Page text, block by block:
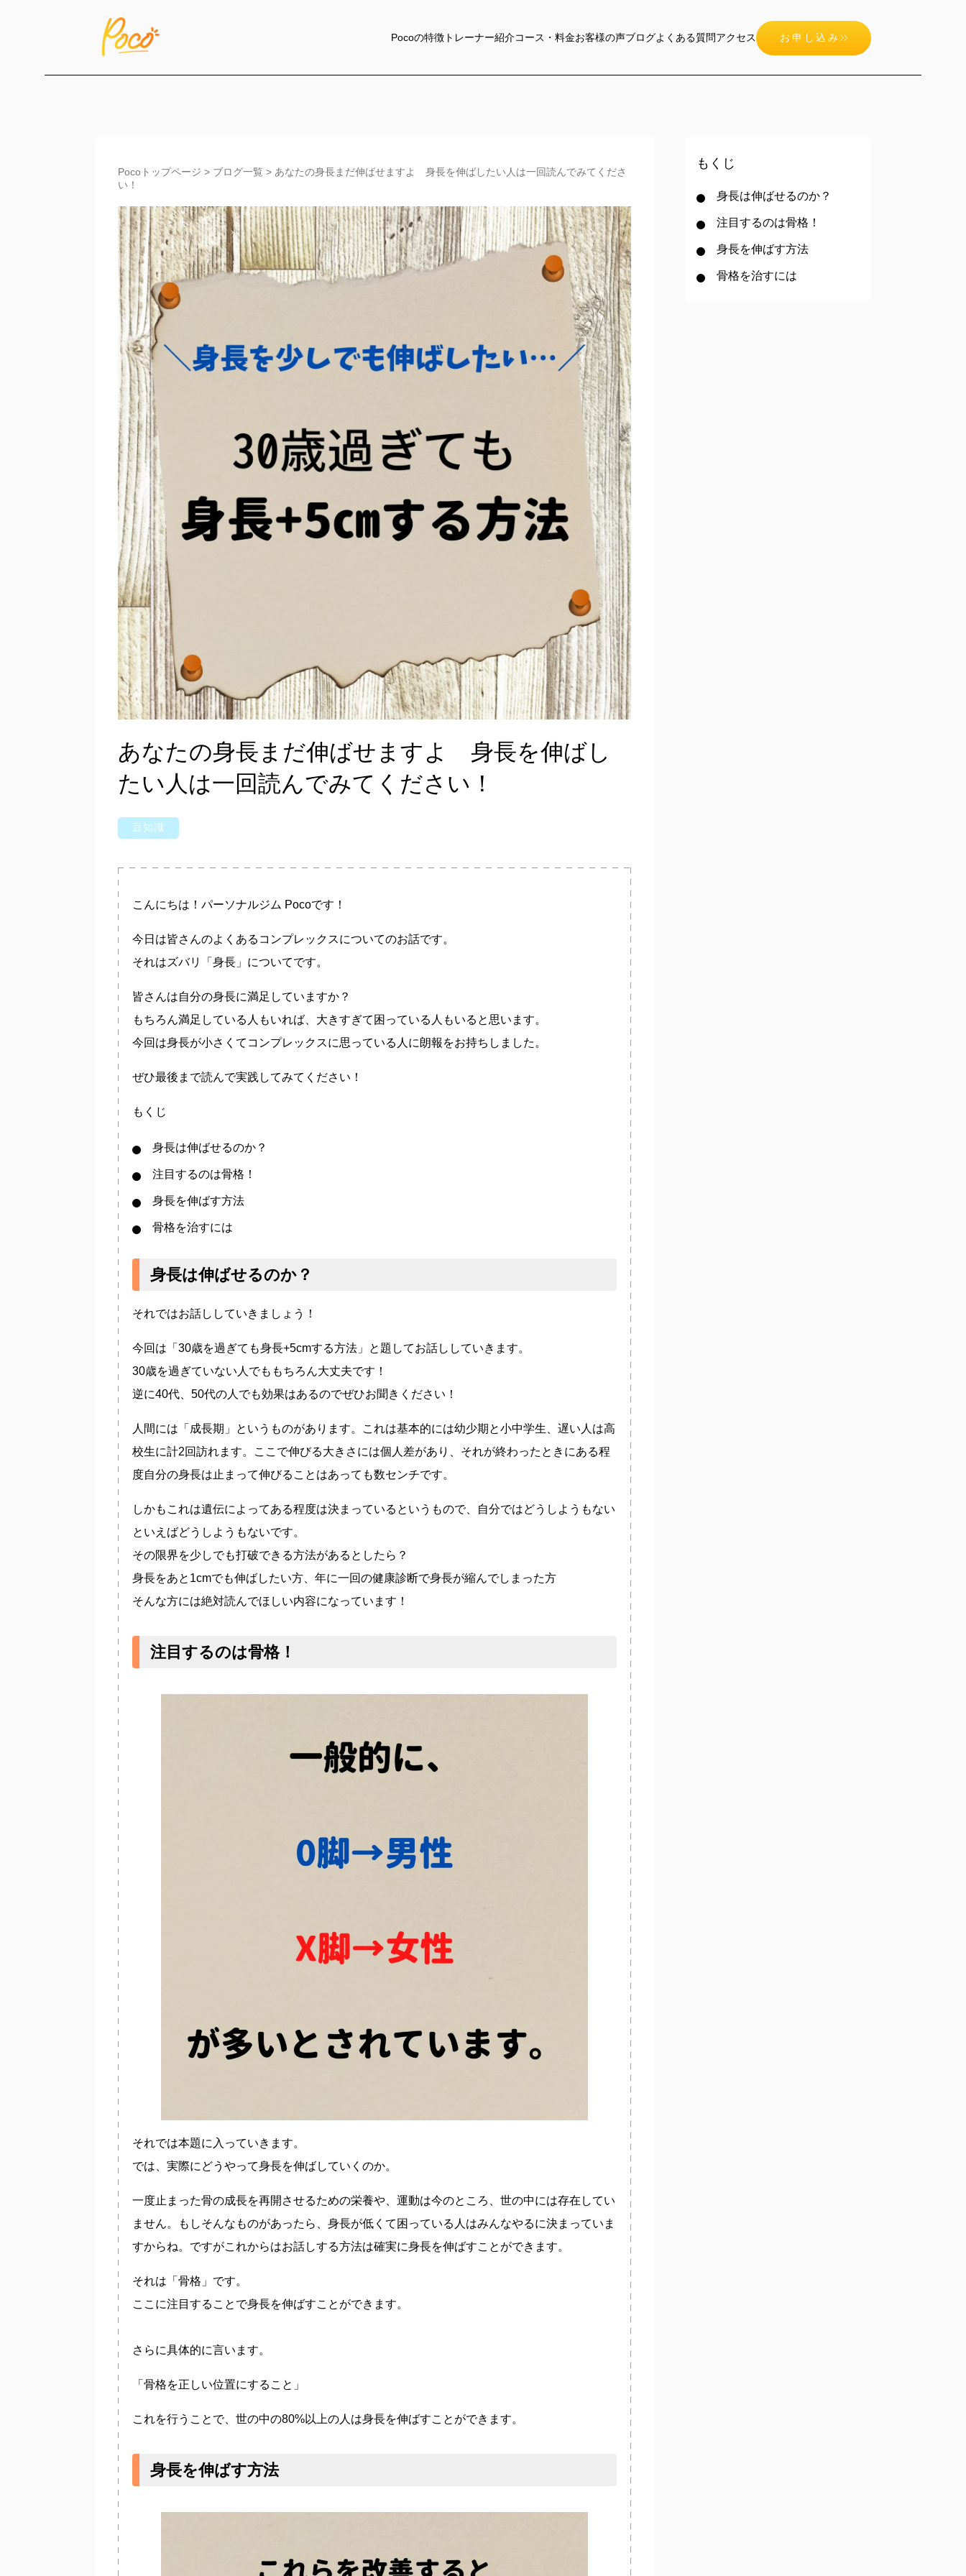
Pocoの特徴 トレーナー紹介コース・料金お客様の声ブログよくある質問アクセス お申し込み
Pocoトップページ > ブログ一覧 > あなたの身長まだ伸ばせますよ 身長を伸ばしたい人は一回読んでみてくださ
い！
あなたの身長まだ伸ばせますよ 身長を伸ばし
たい人は一回読んでみてください！
豆知識
こんにちは！パーソナルジム Pocoです！
今日は皆さんのよくあるコンプレックスについてのお話です。
それはズバリ「身長」についてです。
皆さんは自分の身長に満足していますか？
もちろん満足している人もいれば、大きすぎて困っている人もいると思います。
今回は身長が小さくてコンプレックスに思っている人に朗報をお持ちしました。
ぜひ最後まで読んで実践してみてください！
もくじ
身長は伸ばせるのか？
注目するのは骨格！
身長を伸ばす方法
骨格を治すには
身長は伸ばせるのか？
それではお話ししていきましょう！
今回は「30歳を過ぎても身長+5cmする方法」と題してお話ししていきます。
30歳を過ぎていない人でももちろん大丈夫です！
逆に40代、50代の人でも効果はあるのでぜひお聞きください！
人間には「成長期」というものがあります。これは基本的には幼少期と小中学生、遅い人は高
校生に計2回訪れます。ここで伸びる大きさには個人差があり、それが終わったときにある程
度自分の身長は止まって伸びることはあっても数センチです。
しかもこれは遺伝によってある程度は決まっているというもので、自分ではどうしようもない
といえばどうしようもないです。
その限界を少しでも打破できる方法があるとしたら？
身長をあと1cmでも伸ばしたい方、年に一回の健康診断で身長が縮んでしまった方
そんな方には絶対読んでほしい内容になっています！
注目するのは骨格！
それでは本題に入っていきます。
では、実際にどうやって身長を伸ばしていくのか。
一度止まった骨の成長を再開させるための栄養や、運動は今のところ、世の中には存在してい
ません。もしそんなものがあったら、身長が低くて困っている人はみんなやるに決まっていま
すからね。ですがこれからはお話しする方法は確実に身長を伸ばすことができます。
それは「骨格」です。
ここに注目することで身長を伸ばすことができます。
さらに具体的に言います。
「骨格を正しい位置にすること」
これを行うことで、世の中の80%以上の人は身長を伸ばすことができます。
身長を伸ばす方法
もくじ
身長は伸ばせるのか？
注目するのは骨格！
身長を伸ばす方法
骨格を治すには